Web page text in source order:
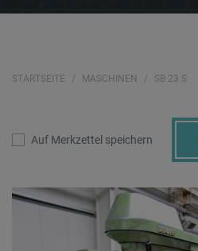
STARTSEITE MASCHINEN SB 23 S
Auf Merkzettel speichern